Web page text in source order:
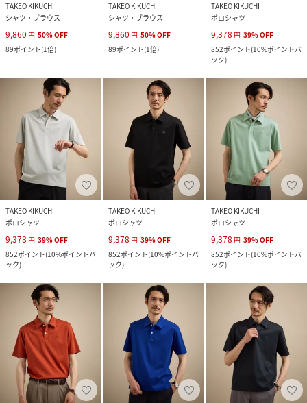
TAKEO KIKUCHI
シャツ・ブラウス
9,860 円 50%OFF
89ポイント(1倍)
TAKEO KIKUCHI
シャツ・ブラウス
9,860 円 50%OFF
89ポイント(1倍)
TAKEO KIKUCHI
ポロシャツ
9,378 円 39%OFF
852ポイント(10%ポイントバ
ック)
TAKEO KIKUCHI
ポロシャツ
9,378 円 39%OFF
852ポイント(10%ポイントバ
ック)
TAKEO KIKUCHI
ポロシャツ
9,378 円 39%OFF
852ポイント(10%ポイントバ
ック)
TAKEO KIKUCHI
ポロシャツ
9,378 円 39%OFF
852ポイント(10%ポイントバ
ック)